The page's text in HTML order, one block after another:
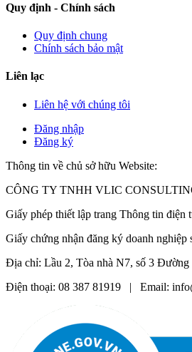
Quy định - Chính sách
Quy định chung
Chính sách bảo mật
Liên lạc
Liên hệ với chúng tôi
Đăng nhập
Đăng ký
Thông tin về chủ sở hữu Website:
CÔNG TY TNHH VLIC
Giấy phép thiết lập trang Thông tin điện
Giấy chứng nhận đăng ký doanh nghiệp
Địa chỉ: Lầu 2, Tòa nhà N7, số 3
Điện thoại: 08 387 81919 | Email: